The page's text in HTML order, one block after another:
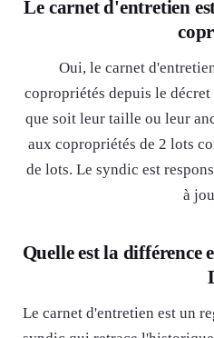
Le carnet d'entretien
Oui, le carnet
copropriétés depuis le
que soit leur taille ou leur
aux copropriétés de 2 lots
de lots. Le syndic est
à
Quelle est la différence
Le carnet d'entretien est un